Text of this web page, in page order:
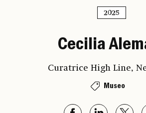
2025
Cecilia
Curatrice High Line,
Museo